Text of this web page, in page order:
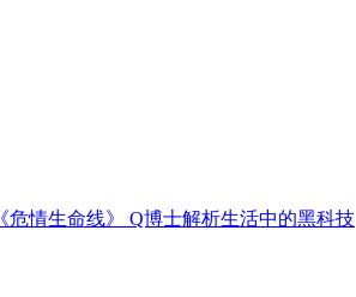
危情生命线》 Q博士解析生活中的黑科技